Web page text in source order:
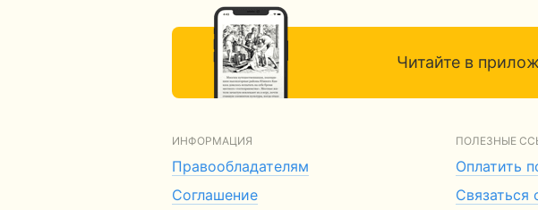
Читайте в
ИНФОРМАЦИЯ
Правообладателям
Соглашение
ПОЛЕЗНЫЕ
Оплатить
Связаться